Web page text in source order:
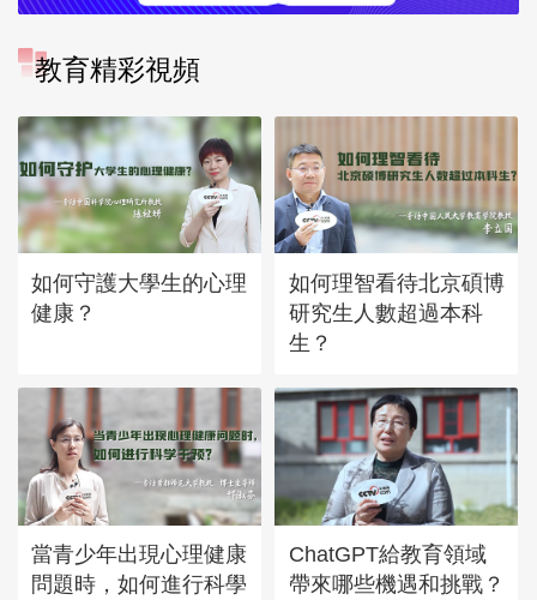
教育精彩視頻
如何守護大學生的心理
健康？
如何理智看待北京碩博
研究生人數超過本科
生？
當青少年出現心理健康
問題時，如何進行科學
ChatGPT給教育領域
帶來哪些機遇和挑戰？